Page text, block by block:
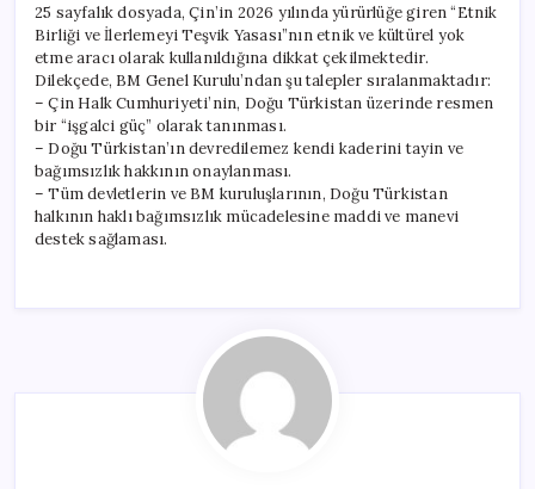
25 sayfalık dosyada, Çin’in 2026 yılında yürürlüğe giren “Etnik
Birliği ve İlerlemeyi Teşvik Yasası”nın etnik ve kültürel yok
etme aracı olarak kullanıldığına dikkat çekilmektedir.
Dilekçede, BM Genel Kurulu’ndan şu talepler sıralanmaktadır:
– Çin Halk Cumhuriyeti’nin, Doğu Türkistan üzerinde resmen
bir “işgalci güç” olarak tanınması.
– Doğu Türkistan’ın devredilemez kendi kaderini tayin ve
bağımsızlık hakkının onaylanması.
– Tüm devletlerin ve BM kuruluşlarının, Doğu Türkistan
halkının haklı bağımsızlık mücadelesine maddi ve manevi
destek sağlaması.